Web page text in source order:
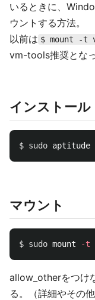
いるときに、
ウントする方法。
以前は $ mount -t
vm-tools推奨とな
インストール
$ sudo aptitude
マウント
$ sudo mount -t
allow_otherをつけ
る。（詳細やその